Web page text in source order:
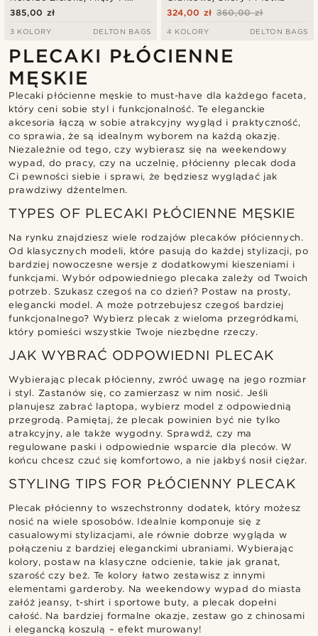
Ciemnobrązowej Skóry
385,00 zł
3 KOLORY DELTON BAGS
360,00 zł
324,00 zł
4 KOLORY DELTON BAGS
PLECAKI PŁÓCIENNE
MĘSKIE
Plecaki płócienne męskie to must-have dla każdego faceta,
który ceni sobie styl i funkcjonalność. Te eleganckie
akcesoria łączą w sobie atrakcyjny wygląd i praktyczność,
co sprawia, że są idealnym wyborem na każdą okazję.
Niezależnie od tego, czy wybierasz się na weekendowy
wypad, do pracy, czy na uczelnię, płócienny plecak doda
Ci pewności siebie i sprawi, że będziesz wyglądać jak
prawdziwy dżentelmen.
TYPES OF PLECAKI PŁÓCIENNE MĘSKIE
Na rynku znajdziesz wiele rodzajów plecaków płóciennych.
Od klasycznych modeli, które pasują do każdej stylizacji, po
bardziej nowoczesne wersje z dodatkowymi kieszeniami i
funkcjami. Wybór odpowiedniego plecaka zależy od Twoich
potrzeb. Szukasz czegoś na co dzień? Postaw na prosty,
elegancki model. A może potrzebujesz czegoś bardziej
funkcjonalnego? Wybierz plecak z wieloma przegródkami,
który pomieści wszystkie Twoje niezbędne rzeczy.
JAK WYBRAĆ ODPOWIEDNI PLECAK
Wybierając plecak płócienny, zwróć uwagę na jego rozmiar
i styl. Zastanów się, co zamierzasz w nim nosić. Jeśli
planujesz zabrać laptopa, wybierz model z odpowiednią
przegrodą. Pamiętaj, że plecak powinien być nie tylko
atrakcyjny, ale także wygodny. Sprawdź, czy ma
regulowane paski i odpowiednie wsparcie dla pleców. W
końcu chcesz czuć się komfortowo, a nie jakbyś nosił ciężar.
STYLING TIPS FOR PŁÓCIENNY PLECAK
Plecak płócienny to wszechstronny dodatek, który możesz
nosić na wiele sposobów. Idealnie komponuje się z
casualowymi stylizacjami, ale równie dobrze wygląda w
połączeniu z bardziej eleganckimi ubraniami. Wybierając
kolory, postaw na klasyczne odcienie, takie jak granat,
szarość czy beż. Te kolory łatwo zestawisz z innymi
elementami garderoby. Na weekendowy wypad do miasta
załóż jeansy, t-shirt i sportowe buty, a plecak dopełni
całość. Na bardziej formalne okazje, zestaw go z chinosami
i elegancką koszulą – efekt murowany!